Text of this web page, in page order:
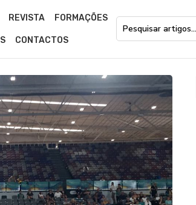
REVISTA FORMAÇÕES
CONTACTOS